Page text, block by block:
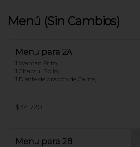
Menú (Sin Cambios)
Menu para 2A
1 Wantan Frito,
1 Chapsui Pollo,
1 Diente de dragón de Carne,
$34.720
Menu para 2B